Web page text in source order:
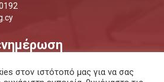
μείνετε ενημερωμένοι.
στον ιστότοπό μας για να σας